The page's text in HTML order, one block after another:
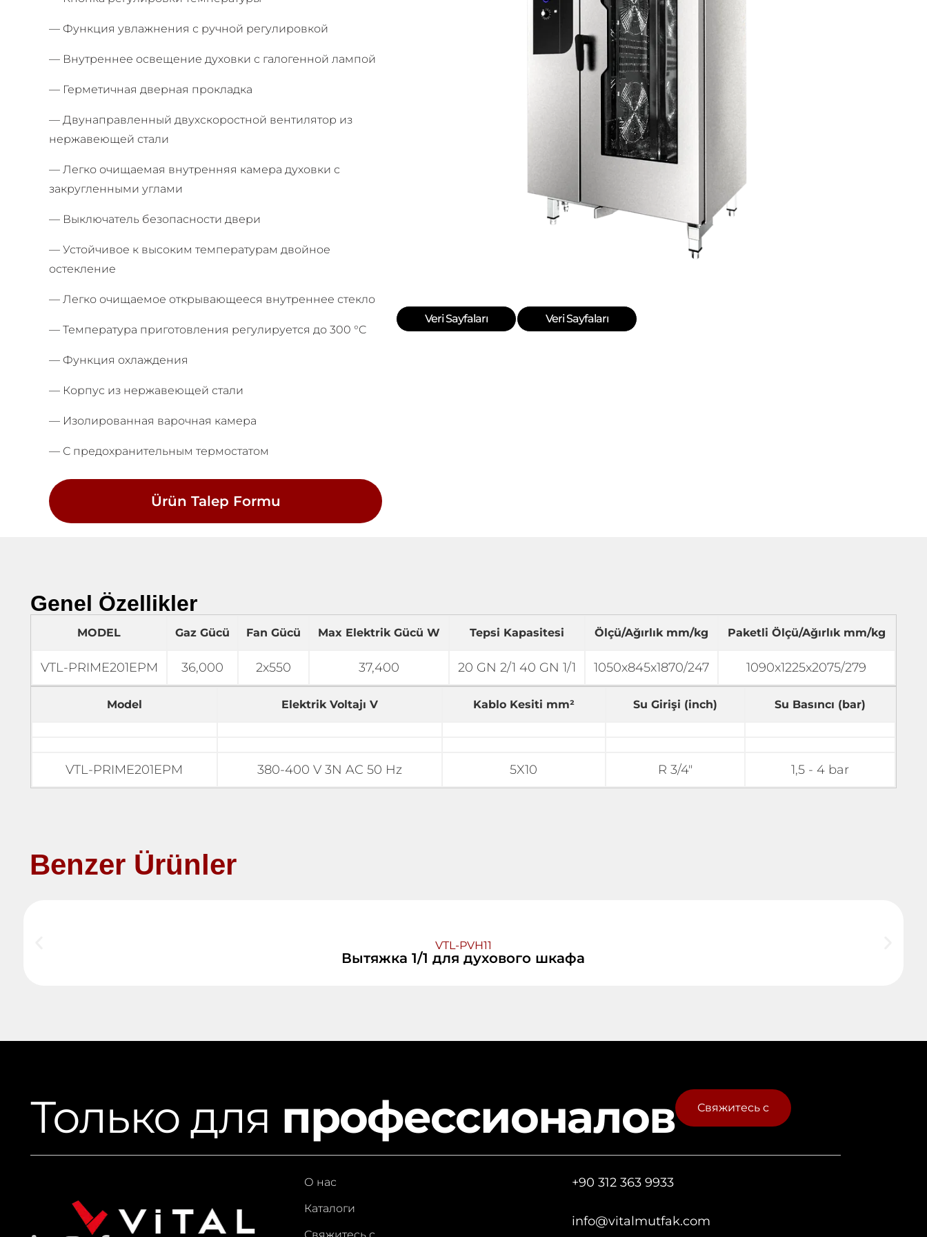
— Функция увлажнения с ручной регулировкой
— Внутреннее освещение духовки с галогенной лампой
— Герметичная дверная прокладка
— Двунаправленный двухскоростной вентилятор из
нержавеющей стали
— Легко очищаемая внутренняя камера духовки с
закругленными углами
— Выключатель безопасности двери
— Устойчивое к высоким температурам двойное
остекление
— Легко очищаемое открывающееся внутреннее стекло
— Температура приготовления регулируется до 300 °C
— Функция охлаждения
— Корпус из нержавеющей стали
— Изолированная варочная камера
— С предохранительным термостатом
Ürün Talep Formu
Veri Sayfaları Veri Sayfaları
Genel Özellikler
MODEL Gaz Gücü Fan Gücü Max Elektrik Gücü W Tepsi Kapasitesi Ölçü/Ağırlık mm/kg Paketli Ölçü/Ağırlık mm/kg
VTL-PRIME201EPM 36,000 2x550 37,400 20 GN 2/1 40 GN 1/1 1050x845x1870/247 1090x1225x2075/279
Model Elektrik Voltajı V Kablo Kesiti mm² Su Girişi (inch) Su Basıncı (bar)
VTL-PRIME201EPM 380-400 V 3N AC 50 Hz 5X10 R 3/4" 1,5 - 4 bar
Benzer Ürünler
VTL-PVH11
Вытяжка 1/1 для духового шкафа
Только для профессионалов Свяжитесь с
О нас
Каталоги
+90 312 363 9933
info@vitalmutfak.com